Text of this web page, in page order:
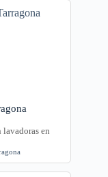
lavadoras en